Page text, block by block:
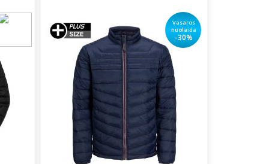
Vasaros
nuolaida
-30%